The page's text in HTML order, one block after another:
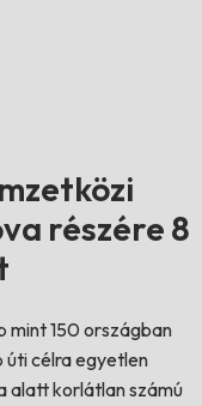
részére 8
mint 150 országban
úti célra egyetlen
alatt korlátlan számú